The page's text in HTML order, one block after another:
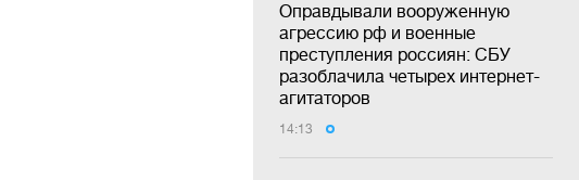
Оправдывали вооруженную
агрессию рф и военные
преступления россиян: СБУ
разоблачила четырех интернет-
агитаторов
14:13